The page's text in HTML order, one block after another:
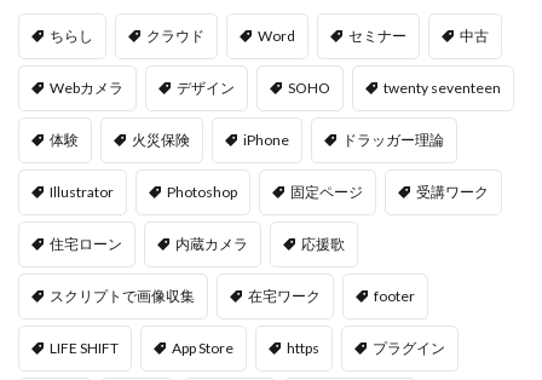
ちらし クラウド Word セミナー 中古
Webカメラ デザイン SOHO twenty seventeen
体験 火災保険 iPhone ドラッガー理論
Illustrator Photoshop 固定ページ 受講ワーク
住宅ローン 内蔵カメラ 応援歌
スクリプトで画像収集 在宅ワーク footer
LIFE SHIFT App Store https プラグイン